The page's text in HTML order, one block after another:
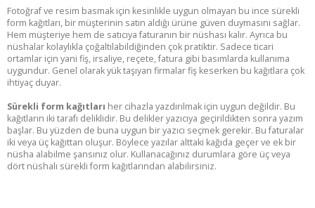
Fotoğraf ve resim basmak için kesinlikle uygun olmayan bu ince sürekli
form kağıtları, bir müşterinin satın aldığı ürüne güven duymasını sağlar.
Hem müşteriye hem de satıcıya faturanın bir nüshası kalır. Ayrıca bu
nüshalar kolaylıkla çoğaltılabildiğinden çok pratiktir. Sadece ticari
ortamlar için yani fiş, irsaliye, reçete, fatura gibi basımlarda kullanıma
uygundur. Genel olarak yük taşıyan firmalar fiş keserken bu kağıtlara çok
ihtiyaç duyar.
Sürekli form kağıtları her cihazla yazdırılmak için uygun değildir. Bu
kağıtların iki tarafı deliklidir. Bu delikler yazıcıya geçirildikten sonra yazım
başlar. Bu yüzden de buna uygun bir yazıcı seçmek gerekir. Bu faturalar
iki veya üç kağıttan oluşur. Böylece yazılar alttaki kağıda geçer ve ek bir
nüsha alabilme şansınız olur. Kullanacağınız durumlara göre üç veya
dört nüshalı sürekli form kağıtlarından alabilirsiniz.